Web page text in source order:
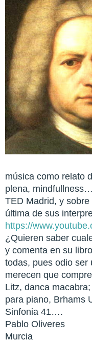
música como relato
plena,
TED Madrid, y
última de sus
https://
¿Quieren saber
y comenta en su
todas, pues odio ser
merecen que
Litz, danca
para piano, Brhams
Sinfonia 41….
Pablo Oliveres
Murcia